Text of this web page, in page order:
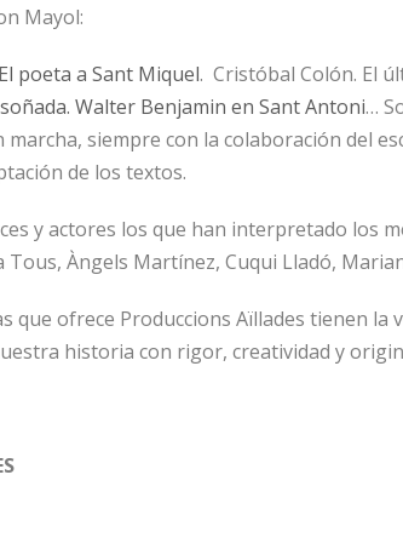
Mayol:
El poeta a Sant Miquel. Cristóbal Colón. El
Walter Benjamin en Sant Antoni…
marcha, siempre con la colaboración del
de los textos.
y actores los que han interpretado los
Tous, Àngels Martínez, Cuqui Lladó,
que ofrece Produccions Aïllades tienen la
historia con rigor, creatividad y